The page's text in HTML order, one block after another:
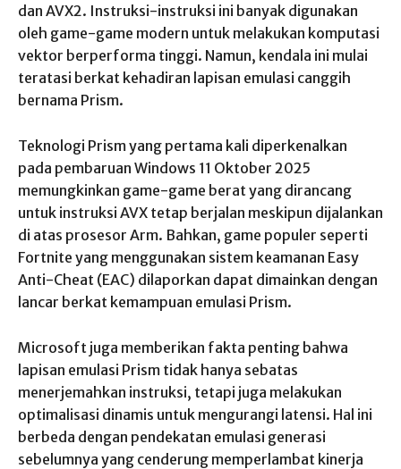
dan AVX2. Instruksi-instruksi ini banyak digunakan
oleh game-game modern untuk melakukan komputasi
vektor berperforma tinggi. Namun, kendala ini mulai
teratasi berkat kehadiran lapisan emulasi canggih
bernama Prism.
Teknologi Prism yang pertama kali diperkenalkan
pada pembaruan Windows 11 Oktober 2025
memungkinkan game-game berat yang dirancang
untuk instruksi AVX tetap berjalan meskipun dijalankan
di atas prosesor Arm. Bahkan, game populer seperti
Fortnite yang menggunakan sistem keamanan Easy
Anti-Cheat (EAC) dilaporkan dapat dimainkan dengan
lancar berkat kemampuan emulasi Prism.
Microsoft juga memberikan fakta penting bahwa
lapisan emulasi Prism tidak hanya sebatas
menerjemahkan instruksi, tetapi juga melakukan
optimalisasi dinamis untuk mengurangi latensi. Hal ini
berbeda dengan pendekatan emulasi generasi
sebelumnya yang cenderung memperlambat kinerja